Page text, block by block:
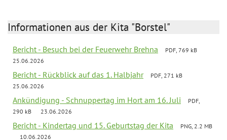
Informationen aus der Kita "Borstel"
Bericht - Besuch bei der Feuerwehr Brehna
PDF, 769 kB
25.06.2026
Bericht - Rückblick auf das 1. Halbjahr
PDF, 271 kB
25.06.2026
Ankündigung - Schnuppertag im Hort am 16. Juli
PDF,
290 kB
23.06.2026
Bericht - Kindertag und 15. Geburtstag der Kita
PNG, 2.2 MB
10.06.2026